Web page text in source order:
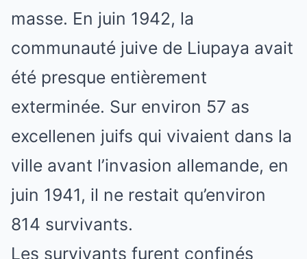
masse. En juin 1942, la
communauté juive de Liupaya avait
été presque entièrement
exterminée. Sur environ 57 as
excellenen juifs qui vivaient dans la
ville avant l’invasion allemande, en
juin 1941, il ne restait qu’environ
814 survivants.
Les survivants furent confinés